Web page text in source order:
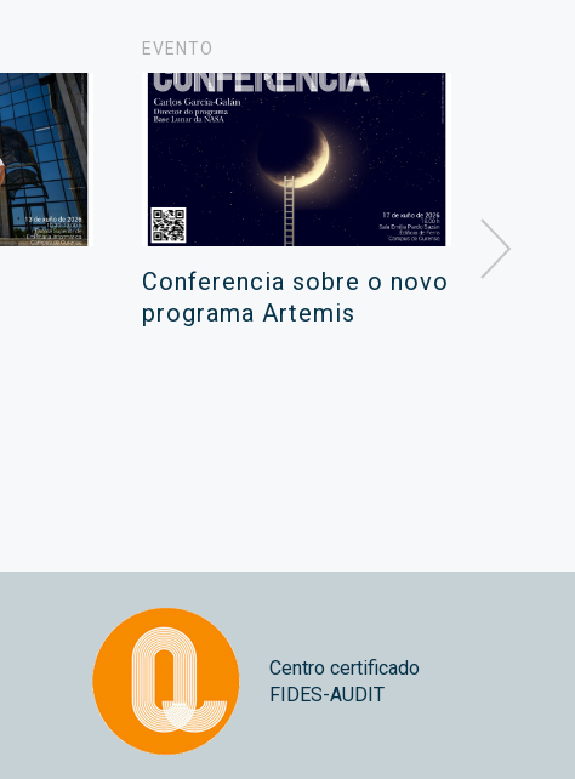
EVENTO
Conferencia sobre o novo
programa Artemis
Centro certificado
FIDES-AUDIT